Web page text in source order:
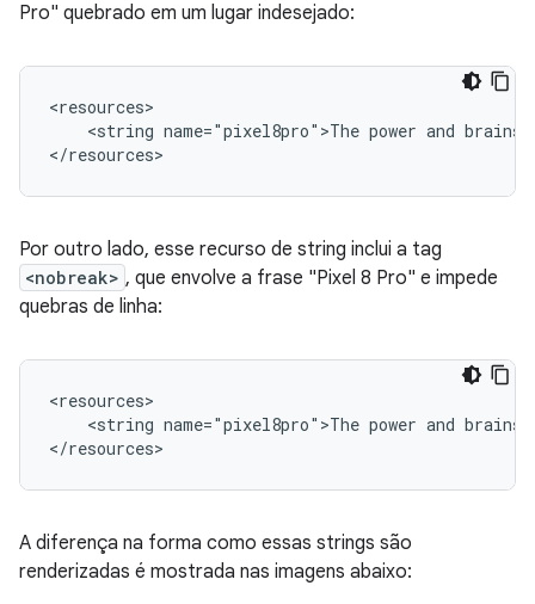
Pro" quebrado em um lugar indesejado:
<string name="pixel8pro">The power and brains
Por outro lado, esse recurso de string inclui a tag
<nobreak> , que envolve a frase "Pixel 8 Pro" e impede
quebras de linha:
<string name="pixel8pro">The power and brains
A diferença na forma como essas strings são
renderizadas é mostrada nas imagens abaixo: